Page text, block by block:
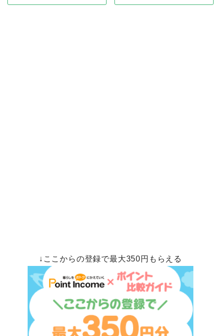
↓ここからの登録で最大350円もらえる